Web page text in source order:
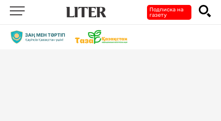
Подписка на
газету